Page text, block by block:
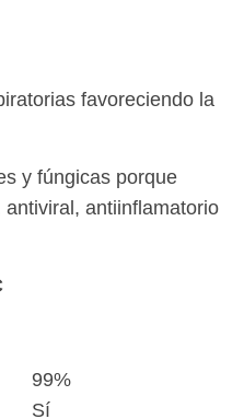
favoreciendo la
y fúngicas porque
antiinflamatorio
99%
Sí